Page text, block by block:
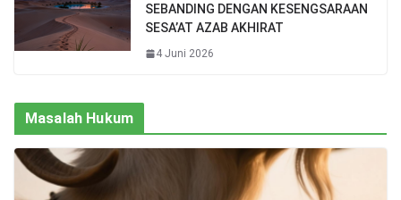
SEBANDING DENGAN KESENGSARAAN
SESA’AT AZAB AKHIRAT
4 Juni 2026
Masalah Hukum